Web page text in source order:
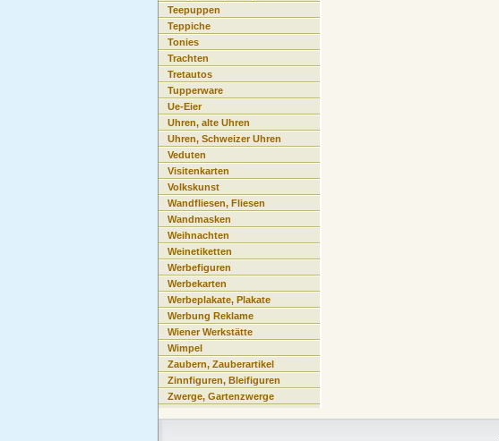
Teepuppen
Teppiche
Tonies
Trachten
Tretautos
Tupperware
Ue-Eier
Uhren, alte Uhren
Uhren, Schweizer Uhren
Veduten
Visitenkarten
Volkskunst
Wandfliesen, Fliesen
Wandmasken
Weihnachten
Weinetiketten
Werbefiguren
Werbekarten
Werbeplakate, Plakate
Werbung Reklame
Wiener Werkstätte
Wimpel
Zaubern, Zauberartikel
Zinnfiguren, Bleifiguren
Zwerge, Gartenzwerge